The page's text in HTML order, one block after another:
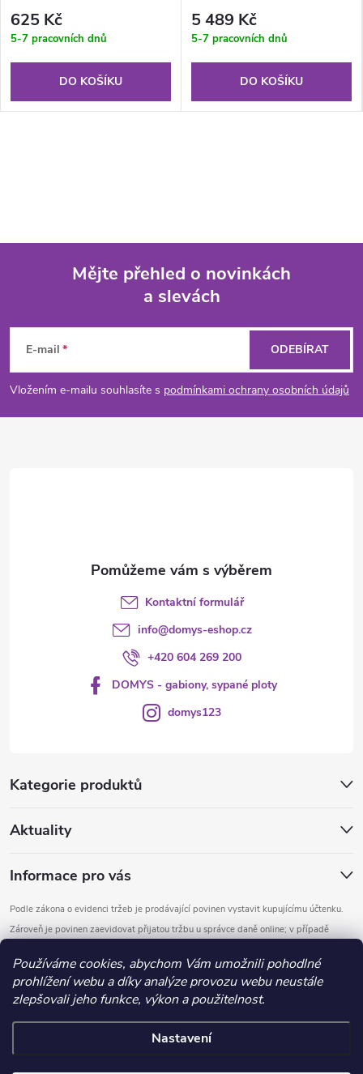
Používáme cookies, abychom Vám umožnili pohodlné
prohlížení webu a díky analýze provozu webu neustále
zlepšovali jeho funkce, výkon a použitelnost.
Nastavení
(V)
625 Kč
5-7 pracovních dnů
DO KOŠÍKU
5 489 Kč
5-7 pracovních dnů
DO KOŠÍKU
p
a
Mějte přehled o novinkách
a slevách
E-mail
Vložením e-mailu souhlasíte s podmínkami ochrany osobních údajů
ODEBÍRAT
Kategorie produktů
Aktuality
Informace pro vás
Podle zákona o evidenci tržeb je prodávající povinen vystavit kupujícímu účtenku.
Zároveň je povinen zaevidovat přijatou tržbu u správce daně online; v případě
Kontaktní formulář
info@domys-eshop.cz
+420 604 269 200
DOMYS - gabiony, sypané ploty
domys123
Vytvořil Shoptet
Copyright 2026DOMYS. Všechna práva vyhrazena.